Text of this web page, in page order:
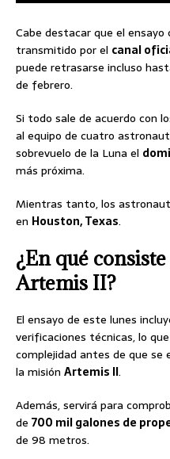
Cabe destacar que el
transmitido por el canal
puede retrasarse incluso
de febrero.
Si todo sale de acuerdo con
al equipo de cuatro
sobrevuelo de la Luna el
más próxima.
Mientras tanto, los
en Houston, Texas.
¿En qué
Artemis II?
El ensayo de este lunes
verificaciones técnicas, lo
complejidad antes de que se
la misión Artemis II.
Además, servirá para
de 700 mil galones de
de 98 metros.